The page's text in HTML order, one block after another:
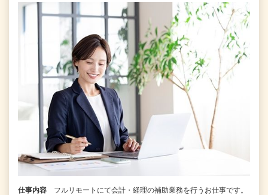
仕事内容
フルリモートにて会計・経理の補助業務を行うお仕事です。